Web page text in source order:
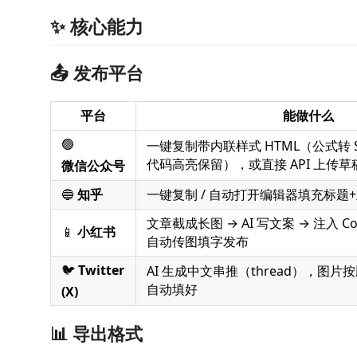
✨ 核心能力
📤 发布平台
平台
能做什么
🟢
微信公众号
一键复制带内联样式 HTML（公式转
代码高亮保留），或直接 API 上传草
🔵 知乎 一键复制 / 自动打开编辑器填充标题
📱 小红书
文章截成长图 → AI 写文案 → 注入
自动传图填字发布
🐦Twitter
(X)
AI 生成中文串推（thread），图片
自动填好
📊 导出格式